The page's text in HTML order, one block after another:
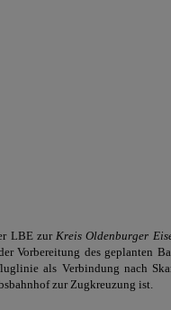
LBE zurKreis Oldenburger
Vorbereitung des geplanten
als Verbindung nach
zur Zugkreuzung ist.